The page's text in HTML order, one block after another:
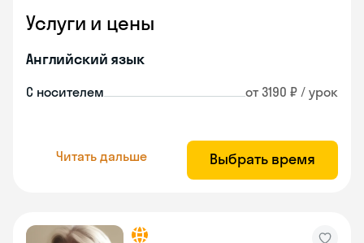
Услуги и цены
Английский язык
С носителем от 3190 ₽ / урок
Читать дальше Выбрать время